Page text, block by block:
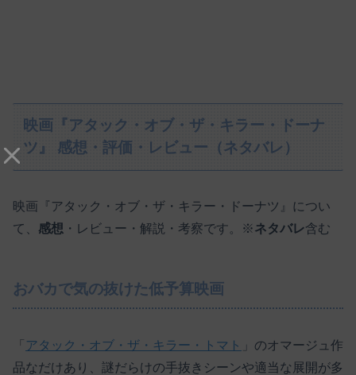
映画『アタック・オブ・ザ・キラー・ドーナ
ツ』 感想・評価・レビュー（ネタバレ）
映画『アタック・オブ・ザ・キラー・ドーナツ』につい
て、 感想 ・レビュー・解説・考察です。※ネタバレ含む
おバカで気の抜けた低予算映画
「 アタック・オブ・ザ・キラー・トマト 」のオマージュ作
品なだけあり、謎だらけの手抜きシーンや適当な展開が多